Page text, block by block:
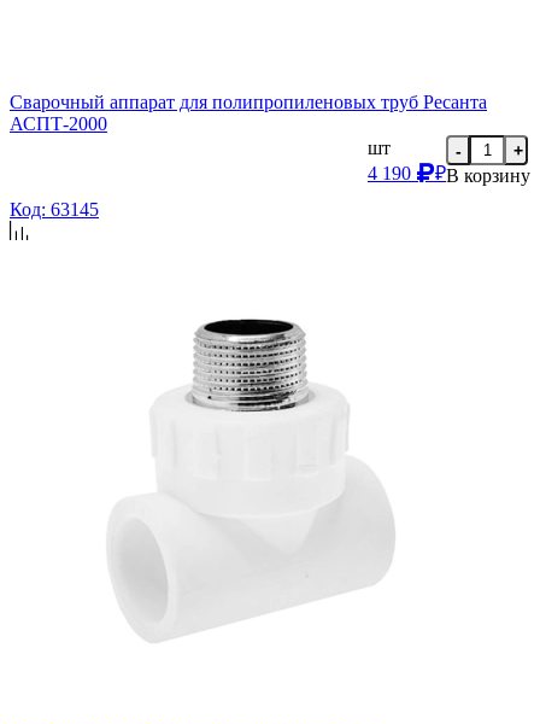
Сварочный аппарат для полипропиленовых труб Ресанта
АСПТ-2000
шт
4 190
₽
- +
В корзину
Код: 63145